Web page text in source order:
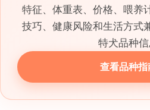
特征、体重表、价格、喂养
技巧、健康风险和生活方式
特犬品种信
查看品种指